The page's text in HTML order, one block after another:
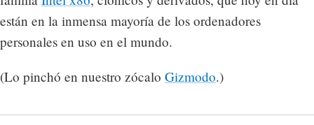
están en la inmensa mayoría de los ordenadores
personales en uso en el mundo.
(Lo pinchó en nuestro zócalo Gizmodo.)